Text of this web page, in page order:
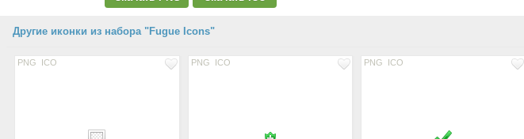
Другие иконки из набора "Fugue Icons"
PNG ICO PNG ICO PNG ICO